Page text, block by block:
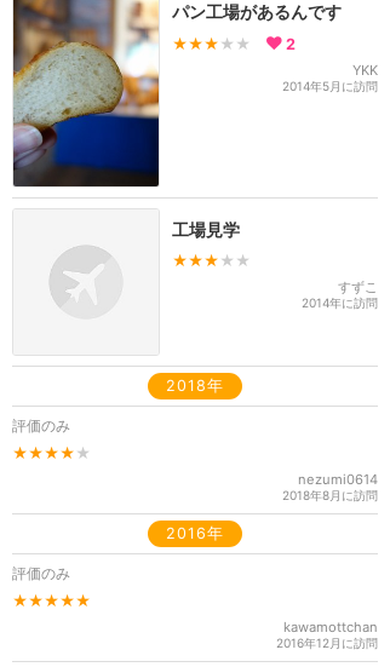
パン工場があるんです
★★★ ★★ 2
YKK
2014年5月に訪問
工場見学
★★★ ★★
すずこ
2014年に訪問
2018年
評価のみ
★★★★ ★
nezumi0614
2018年8月に訪問
2016年
評価のみ
★★★★★
kawamottchan
2016年12月に訪問